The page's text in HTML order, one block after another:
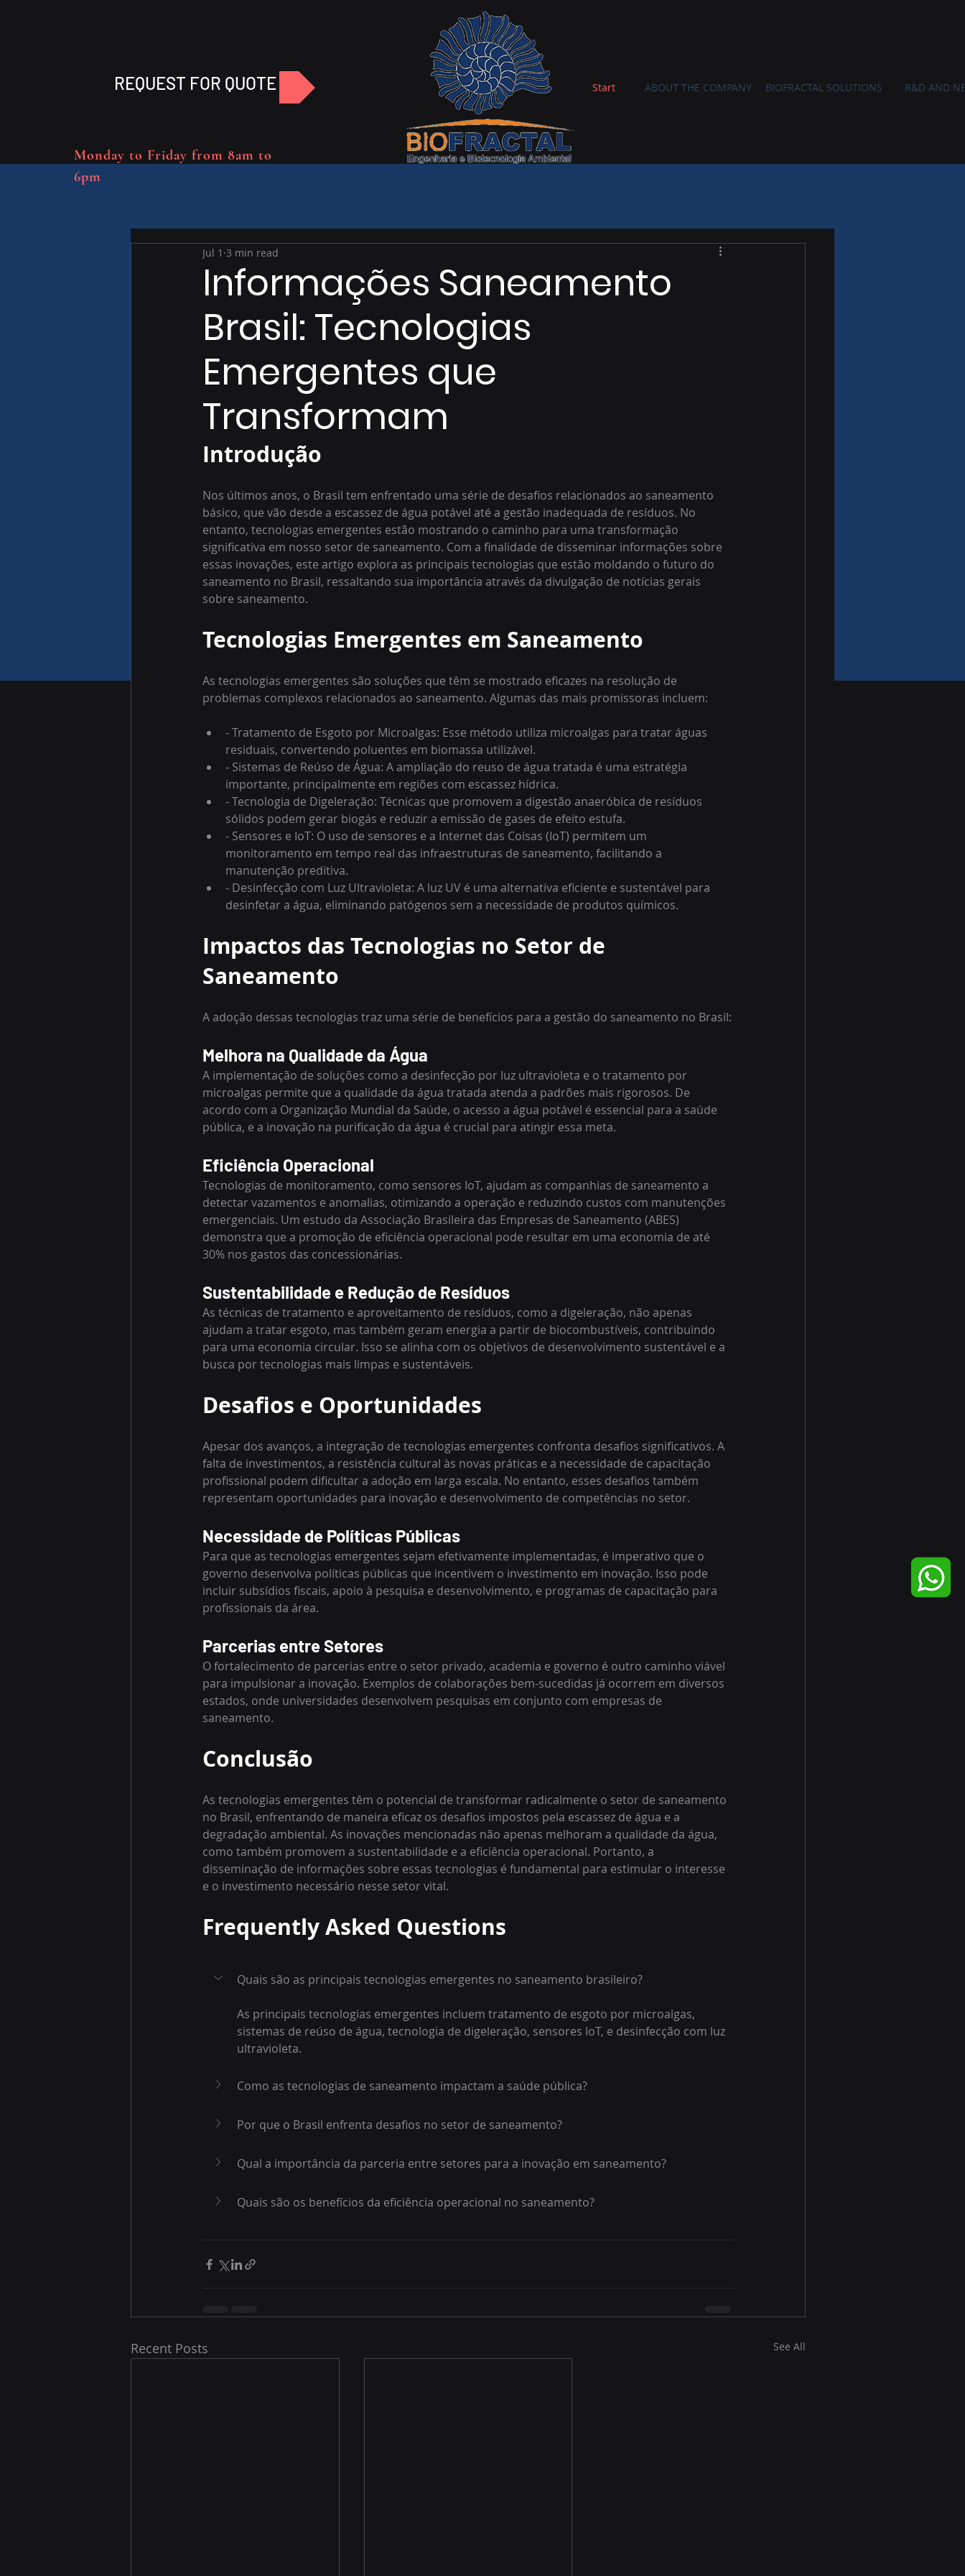
REQUEST FOR QUOTE
Monday to Friday from 8am to
6pm
R&D AND
Start ABOUT THE COMPANY BIOFRACTAL SOLUTIONS
Informações Saneamento
Brasil: Tecnologias
Emergentes que
Transformam
Jul 1 3 min read
Introdução
Nos últimos anos, o Brasil tem enfrentado uma série de desafios relacionados ao saneamento
básico, que vão desde a escassez de água potável até a gestão inadequada de resíduos. No
entanto, tecnologias emergentes estão mostrando o caminho para uma transformação
significativa em nosso setor de saneamento. Com a finalidade de disseminar informações sobre
essas inovações, este artigo explora as principais tecnologias que estão moldando o futuro do
saneamento no Brasil, ressaltando sua importância através da divulgação de notícias gerais
sobre saneamento.
Tecnologias Emergentes em Saneamento
As tecnologias emergentes são soluções que têm se mostrado eficazes na resolução de
problemas complexos relacionados ao saneamento. Algumas das mais promissoras incluem:
- Tratamento de Esgoto por Microalgas: Esse método utiliza microalgas para tratar águas
residuais, convertendo poluentes em biomassa utilizável.
- Sistemas de Reúso de Água: A ampliação do reuso de água tratada é uma estratégia
importante, principalmente em regiões com escassez hídrica.
- Tecnologia de Digeleração: Técnicas que promovem a digestão anaeróbica de resíduos
sólidos podem gerar biogás e reduzir a emissão de gases de efeito estufa.
- Sensores e IoT: O uso de sensores e a Internet das Coisas (IoT) permitem um
monitoramento em tempo real das infraestruturas de saneamento, facilitando a
manutenção preditiva.
- Desinfecção com Luz Ultravioleta: A luz UV é uma alternativa eficiente e sustentável para
desinfetar a água, eliminando patógenos sem a necessidade de produtos químicos.
Impactos das Tecnologias no Setor de
Saneamento
A adoção dessas tecnologias traz uma série de benefícios para a gestão do saneamento no Brasil:
Melhora na Qualidade da Água
A implementação de soluções como a desinfecção por luz ultravioleta e o tratamento por
microalgas permite que a qualidade da água tratada atenda a padrões mais rigorosos. De
acordo com a Organização Mundial da Saúde, o acesso a água potável é essencial para a saúde
pública, e a inovação na purificação da água é crucial para atingir essa meta.
Eficiência Operacional
Tecnologias de monitoramento, como sensores IoT, ajudam as companhias de saneamento a
detectar vazamentos e anomalias, otimizando a operação e reduzindo custos com manutenções
emergenciais. Um estudo da Associação Brasileira das Empresas de Saneamento (ABES)
demonstra que a promoção de eficiência operacional pode resultar em uma economia de até
30% nos gastos das concessionárias.
Sustentabilidade e Redução de Resíduos
As técnicas de tratamento e aproveitamento de resíduos, como a digeleração, não apenas
ajudam a tratar esgoto, mas também geram energia a partir de biocombustíveis, contribuindo
para uma economia circular. Isso se alinha com os objetivos de desenvolvimento sustentável e a
busca por tecnologias mais limpas e sustentáveis.
Desafios e Oportunidades
Apesar dos avanços, a integração de tecnologias emergentes confronta desafios significativos. A
falta de investimentos, a resistência cultural às novas práticas e a necessidade de capacitação
profissional podem dificultar a adoção em larga escala. No entanto, esses desafios também
representam oportunidades para inovação e desenvolvimento de competências no setor.
Necessidade de Políticas Públicas
Para que as tecnologias emergentes sejam efetivamente implementadas, é imperativo que o
governo desenvolva políticas públicas que incentivem o investimento em inovação. Isso pode
incluir subsídios fiscais, apoio à pesquisa e desenvolvimento, e programas de capacitação para
profissionais da área.
Parcerias entre Setores
O fortalecimento de parcerias entre o setor privado, academia e governo é outro caminho viável
para impulsionar a inovação. Exemplos de colaborações bem-sucedidas já ocorrem em diversos
estados, onde universidades desenvolvem pesquisas em conjunto com empresas de
saneamento.
Conclusão
As tecnologias emergentes têm o potencial de transformar radicalmente o setor de saneamento
no Brasil, enfrentando de maneira eficaz os desafios impostos pela escassez de água e a
degradação ambiental. As inovações mencionadas não apenas melhoram a qualidade da água,
como também promovem a sustentabilidade e a eficiência operacional. Portanto, a
disseminação de informações sobre essas tecnologias é fundamental para estimular o interesse
e o investimento necessário nesse setor vital.
Frequently Asked Questions
Quais são as principais tecnologias emergentes no saneamento brasileiro?
As principais tecnologias emergentes incluem tratamento de esgoto por microalgas,
sistemas de reúso de água, tecnologia de digeleração, sensores IoT, e desinfecção com luz
ultravioleta.
Como as tecnologias de saneamento impactam a saúde pública?
Por que o Brasil enfrenta desafios no setor de saneamento?
Qual a importância da parceria entre setores para a inovação em saneamento?
Quais são os benefícios da eficiência operacional no saneamento?
Recent Posts See All